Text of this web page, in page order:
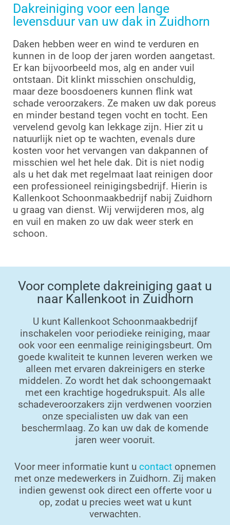
Dakreiniging voor een lange
levensduur van uw dak in Zuidhorn
Daken hebben weer en wind te verduren en
kunnen in de loop der jaren worden aangetast.
Er kan bijvoorbeeld mos, alg en ander vuil
ontstaan. Dit klinkt misschien onschuldig,
maar deze boosdoeners kunnen flink wat
schade veroorzakers. Ze maken uw dak poreus
en minder bestand tegen vocht en tocht. Een
vervelend gevolg kan lekkage zijn. Hier zit u
natuurlijk niet op te wachten, evenals dure
kosten voor het vervangen van dakpannen of
misschien wel het hele dak. Dit is niet nodig
als u het dak met regelmaat laat reinigen door
een professioneel reinigingsbedrijf. Hierin is
Kallenkoot Schoonmaakbedrijf nabij Zuidhorn
u graag van dienst. Wij verwijderen mos, alg
en vuil en maken zo uw dak weer sterk en
schoon.
Voor complete dakreiniging gaat u
naar Kallenkoot in Zuidhorn
U kunt Kallenkoot Schoonmaakbedrijf
inschakelen voor periodieke reiniging, maar
ook voor een eenmalige reinigingsbeurt. Om
goede kwaliteit te kunnen leveren werken we
alleen met ervaren dakreinigers en sterke
middelen. Zo wordt het dak schoongemaakt
met een krachtige hogedrukspuit. Als alle
schadeveroorzakers zijn verdwenen voorzien
onze specialisten uw dak van een
beschermlaag. Zo kan uw dak de komende
jaren weer vooruit.
Voor meer informatie kunt u contactopnemen
met onze medewerkers in Zuidhorn. Zij maken
indien gewenst ook direct een offerte voor u
op, zodat u precies weet wat u kunt
verwachten.